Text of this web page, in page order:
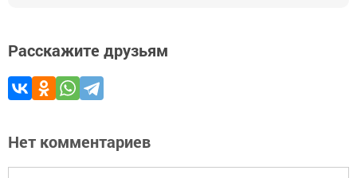
Расскажите друзьям
Нет комментариев